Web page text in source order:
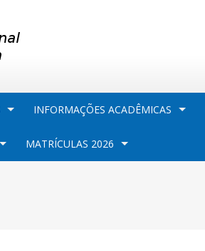
INFORMAÇÕES ACADÊMICAS
MATRÍCULAS 2026